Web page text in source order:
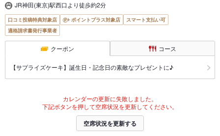
JR神田(東京)駅西口より徒歩約2分
口コミ投稿特典対象店 ポイントプラス対象店
スマート支払い可
適格請求書発行事業者
クーポン コース
【サプライズケーキ】誕生日・記念日の素敵なプレゼントに♪
カレンダーの更新に失敗しました。
下記ボタンを押して空席状況を更新してください。
空席状況を更新する